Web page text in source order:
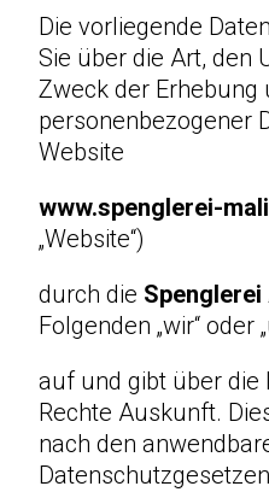
Spenglerarbeiten
Flachdacharbeiten
Blitzschutzanlagen
Kontakt
Die vorliegende
Sie über die Art, den
Zweck der Erhebung
personenbezogener
Website
www.spenglerei-
„Website“)
durch die
Folgenden „wir“ oder
auf und gibt über die
Rechte Auskunft.
nach den